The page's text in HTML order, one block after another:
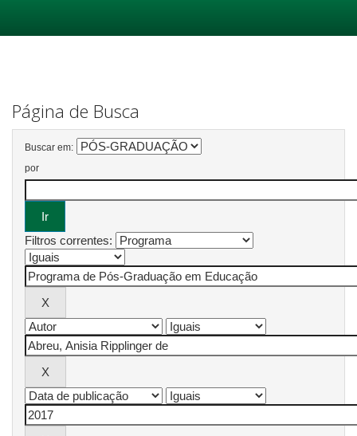
Página de Busca
Buscar em:
por
Filtros correntes: